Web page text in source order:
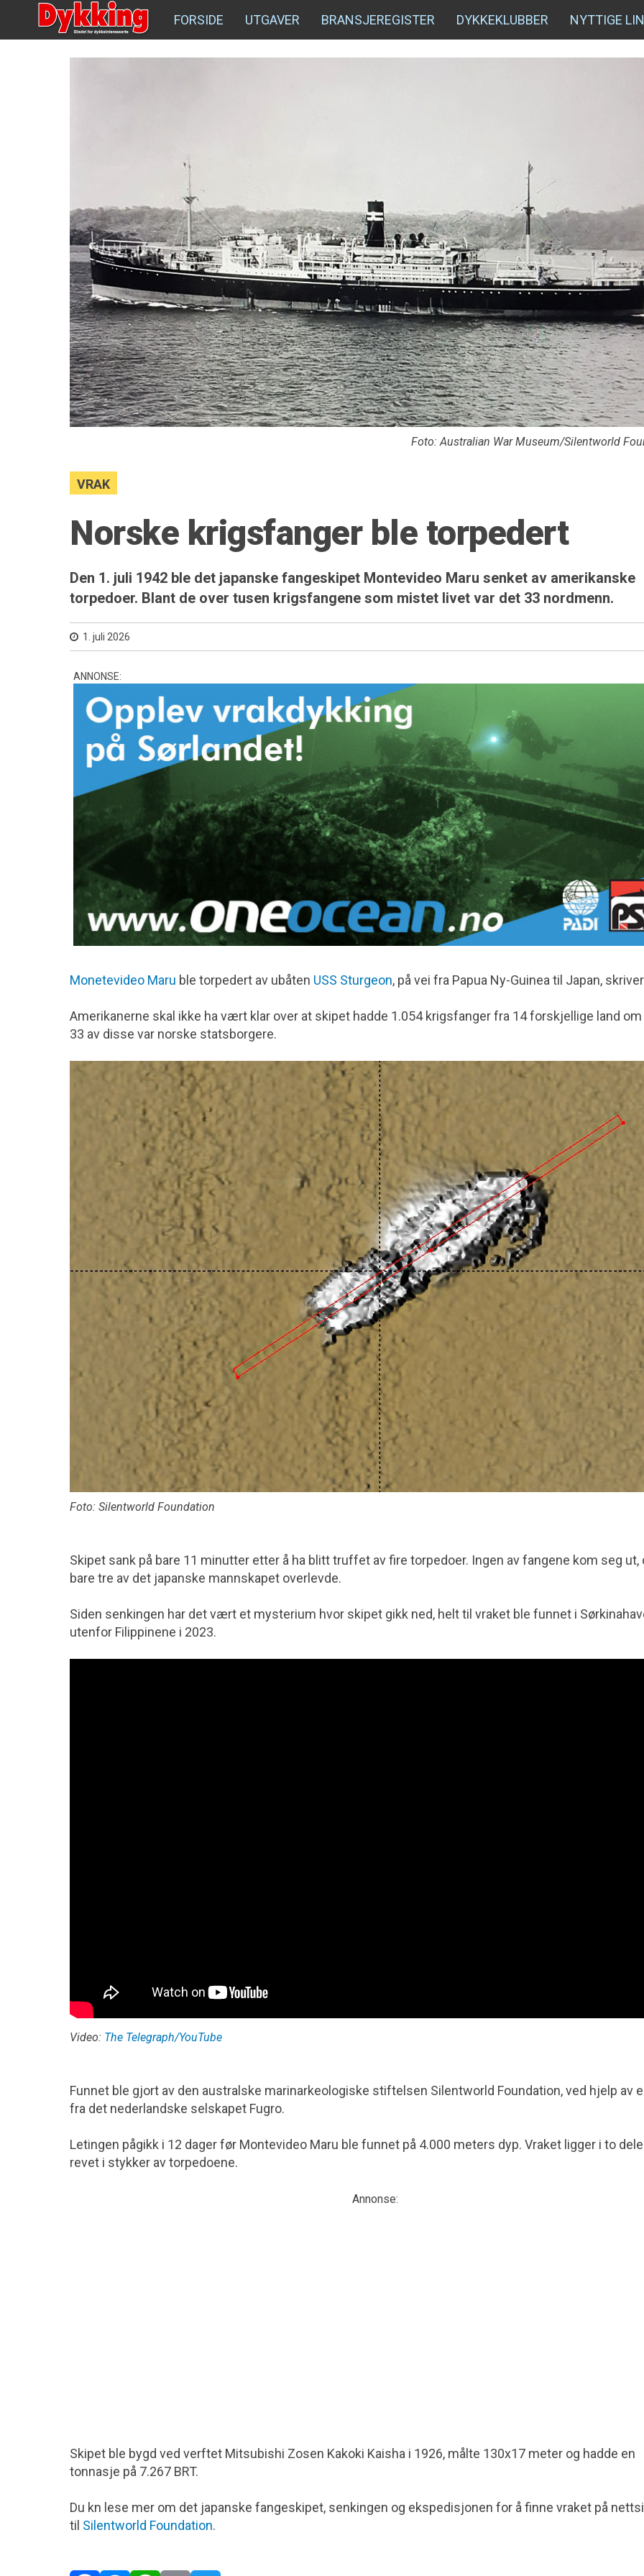
FORSIDE UTGAVER BRANSJEREGISTER DYKKEKLUBBER NYTTIGE
Foto: Australian War Museum/Silentworld
VRAK
Norske krigsfanger ble torpedert
Den 1. juli 1942 ble det japanske fangeskipet Montevideo Maru senket av amerikanske
torpedoer. Blant de over tusen krigsfangene som mistet livet var det 33 nordmenn.
1. juli 2026
ANNONSE:
Monetevideo Maru ble torpedert av ubåten USS Sturgeon, på vei fra Papua Ny-Guinea til Japan,
Amerikanerne skal ikke ha vært klar over at skipet hadde 1.054 krigsfanger fra 14 forskjellige land om
33 av disse var norske statsborgere.
Foto: Silentworld Foundation
Skipet sank på bare 11 minutter etter å ha blitt truffet av fire torpedoer. Ingen av fangene kom seg ut,
bare tre av det japanske mannskapet overlevde.
Siden senkingen har det vært et mysterium hvor skipet gikk ned, helt til vraket ble funnet i
utenfor Filippinene i 2023.
Video: The Telegraph/YouTube
Funnet ble gjort av den australske marinarkeologiske stiftelsen Silentworld Foundation, ved hjelp av
fra det nederlandske selskapet Fugro.
Letingen pågikk i 12 dager før Montevideo Maru ble funnet på 4.000 meters dyp. Vraket ligger i to
revet i stykker av torpedoene.
Annonse:
Skipet ble bygd ved verftet Mitsubishi Zosen Kakoki Kaisha i 1926, målte 130x17 meter og hadde en
tonnasje på 7.267 BRT.
Du kn lese mer om det japanske fangeskipet, senkingen og ekspedisjonen for å finne vraket på
til Silentworld Foundation.